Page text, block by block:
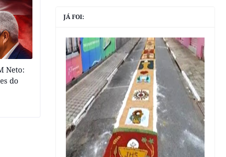
Neto:
do
JÁ FOI: